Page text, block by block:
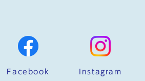
Facebook Instagram